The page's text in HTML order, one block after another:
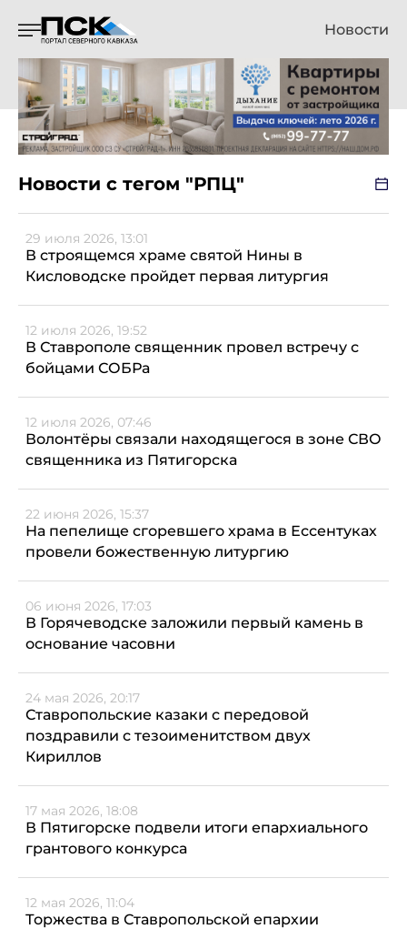
Новости
Новости с тегом "РПЦ"
29 июля 2026, 13:01
В строящемся храме святой Нины в
Кисловодске пройдет первая литургия
12 июля 2026, 19:52
В Ставрополе священник провел встречу с
бойцами СОБРа
12 июля 2026, 07:46
Волонтёры связали находящегося в зоне СВО
священника из Пятигорска
22 июня 2026, 15:37
На пепелище сгоревшего храма в Ессентуках
провели божественную литургию
06 июня 2026, 17:03
В Горячеводске заложили первый камень в
основание часовни
24 мая 2026, 20:17
Ставропольские казаки с передовой
поздравили с тезоименитством двух
Кириллов
17 мая 2026, 18:08
В Пятигорске подвели итоги епархиального
грантового конкурса
12 мая 2026, 11:04
Торжества в Ставропольской епархии